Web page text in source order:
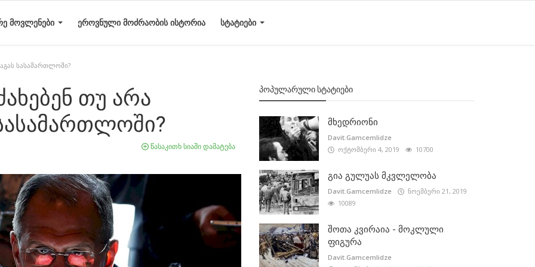
ᲛᲝᲕᲚᲔᲜᲔᲑᲘ ᲔᲠᲝᲕᲜᲣᲚᲘ ᲛᲝᲫᲠᲐᲝᲑᲘᲡ ᲘᲡᲢᲝᲠᲘᲐ ᲡᲢᲐᲢᲘᲔᲑᲘ
სასამართლოში?
თუ არა
წასაკითხ სიაში დამატება
ᲞᲝᲞᲣᲚᲐᲠᲣᲚᲘ ᲡᲢᲐᲢᲘᲔᲑᲘ
მხედრიონი
Davit.Gamcemlidze
ოქტომბერი 4, 2019
10700
გია გულუას მკვლელობა
Davit.Gamcemlidze
ნოემბერი 21, 2019
10089
შოთა კვირაია - მოკლული
ფიგურა
Davit.Gamcemlidze